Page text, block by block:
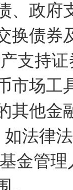
、政府
换债券
支持
市场工
其他金
如法律
金管
。